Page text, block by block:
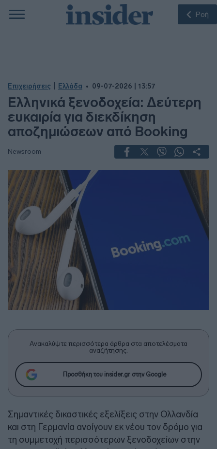
Ροή
Επιχειρήσεις Ελλάδα 09-07-2026 | 13:57
Ελληνικά ξενοδοχεία: Δεύτερη
ευκαιρία για διεκδίκηση
αποζημιώσεων από Booking
Newsroom
Ανακαλύψτε περισσότερα άρθρα στα αποτελέσματα
αναζήτησης.
Προσθήκη του insider.gr στην Google
Σημαντικές δικαστικές εξελίξεις στην Ολλανδία
και στη Γερμανία ανοίγουν εκ νέου τον δρόμο για
τη συμμετοχή περισσότερων ξενοδοχείων στην